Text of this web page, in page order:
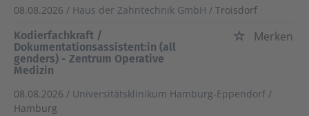
08.08.2026 / Haus der Zahntechnik GmbH / Troisdorf
Kodierfachkraft /
Dokumentationsassistent:in (all
genders) - Zentrum Operative
Medizin
Merken
08.08.2026 / Universitätsklinikum Hamburg-Eppendorf /
Hamburg